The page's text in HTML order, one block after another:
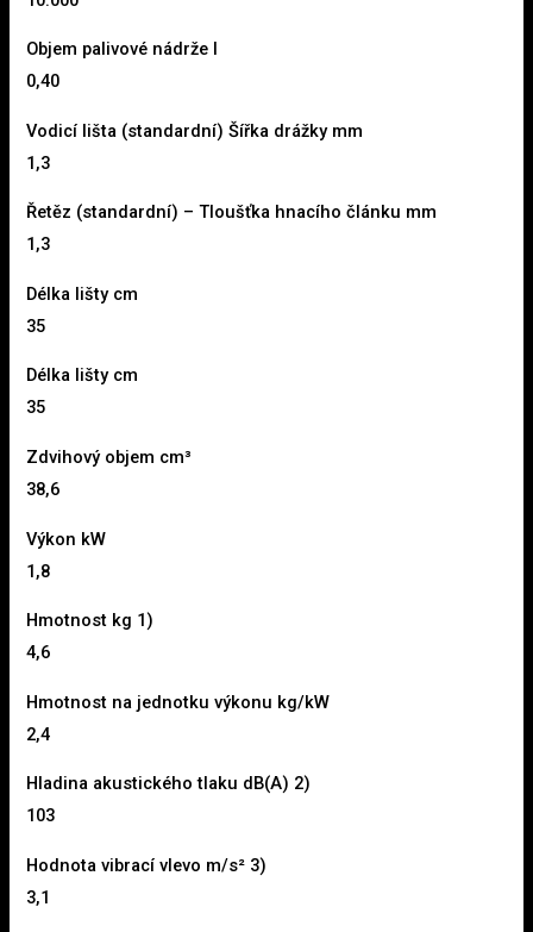
Objem palivové nádrže l
0,40
Vodicí lišta (standardní) Šířka drážky mm
1,3
Řetěz (standardní) – Tloušťka hnacího článku mm
1,3
Délka lišty cm
35
Délka lišty cm
35
Zdvihový objem cm³
38,6
Výkon kW
1,8
Hmotnost kg 1)
4,6
Hmotnost na jednotku výkonu kg/kW
2,4
Hladina akustického tlaku dB(A) 2)
103
Hodnota vibrací vlevo m/s² 3)
3,1